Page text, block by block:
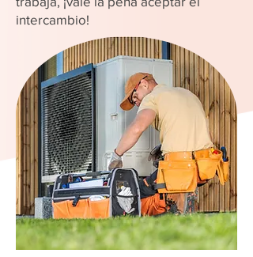
intercambio!